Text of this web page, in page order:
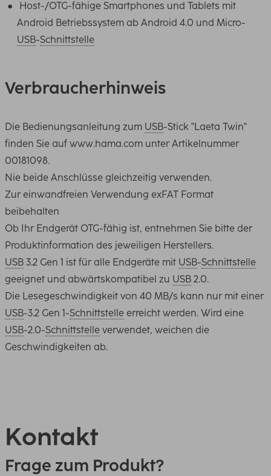
Host-/OTG-fähige Smartphones und Tablets mit
Android Betriebssystem ab Android 4.0 und Micro-
USB-Schnittstelle
Verbraucherhinweis
Die Bedienungsanleitung zum USB-Stick "Laeta Twin"
finden Sie auf www.hama.com unter Artikelnummer
00181098.
Nie beide Anschlüsse gleichzeitig verwenden.
Zur einwandfreien Verwendung exFAT Format
beibehalten
Ob Ihr Endgerät OTG-fähig ist, entnehmen Sie bitte der
Produktinformation des jeweiligen Herstellers.
USB 3.2 Gen 1 ist für alle Endgeräte mit USB-Schnittstelle
geeignet und abwärtskompatibel zu USB 2.0.
Die Lesegeschwindigkeit von 40 MB/s kann nur mit einer
USB-3.2 Gen 1-Schnittstelle erreicht werden. Wird eine
USB-2.0-Schnittstelle verwendet, weichen die
Geschwindigkeiten ab.
Kontakt
Frage zum Produkt?